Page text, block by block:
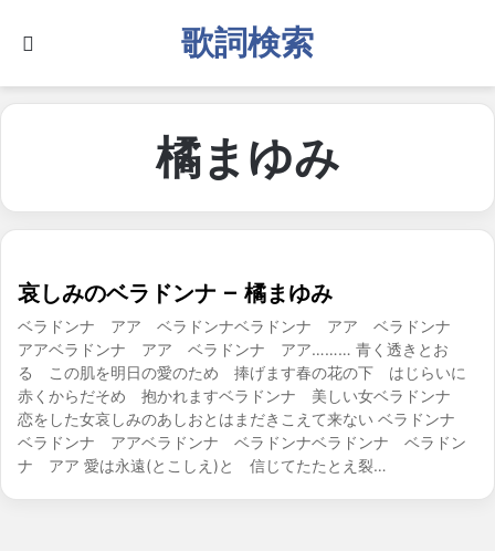
歌詞検索
橘まゆみ
哀しみのベラドンナ – 橘まゆみ
ベラドンナ アア ベラドンナベラドンナ アア ベラドンナ
アアベラドンナ アア ベラドンナ アア……… 青く透きとお
る この肌を明日の愛のため 捧げます春の花の下 はじらいに
赤くからだそめ 抱かれますベラドンナ 美しい女ベラドンナ
恋をした女哀しみのあしおとはまだきこえて来ない ベラドンナ
ベラドンナ アアベラドンナ ベラドンナベラドンナ ベラドン
ナ アア 愛は永遠(とこしえ)と 信じてたたとえ裂…